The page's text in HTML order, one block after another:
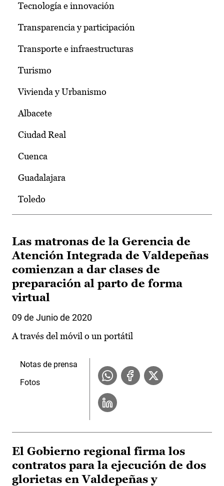
Tecnología e innovación
Transparencia y participación
Transporte e infraestructuras
Turismo
Vivienda y Urbanismo
Albacete
Ciudad Real
Cuenca
Guadalajara
Toledo
Las matronas de la Gerencia de
Atención Integrada de Valdepeñas
comienzan a dar clases de
preparación al parto de forma
virtual
09 de Junio de 2020
A través del móvil o un portátil
Notas de prensa
Fotos
El Gobierno regional firma los
contratos para la ejecución de dos
glorietas en Valdepeñas y